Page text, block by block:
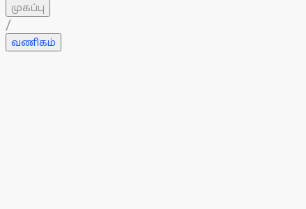
முகப்பு
/
வணிகம்